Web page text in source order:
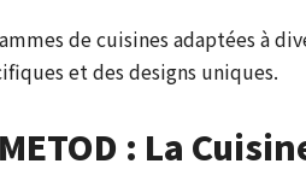
de cuisines adaptées à
et des designs uniques.
: La